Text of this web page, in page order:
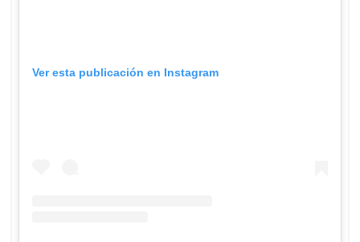
Ver esta publicación en Instagram